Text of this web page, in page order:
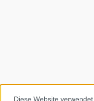
Diese Website